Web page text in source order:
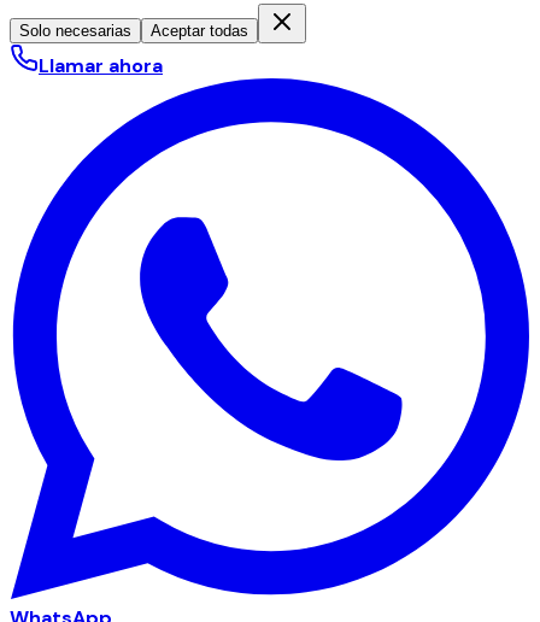
Solo necesarias Aceptar todas
Llamar ahora